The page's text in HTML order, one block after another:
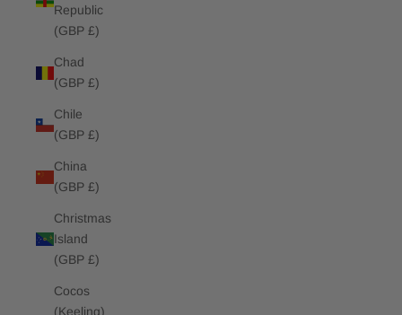
Republic
(GBP £)
Chad
(GBP £)
Chile
(GBP £)
China
(GBP £)
Christmas
Island
(GBP £)
Cocos
(Keeling)